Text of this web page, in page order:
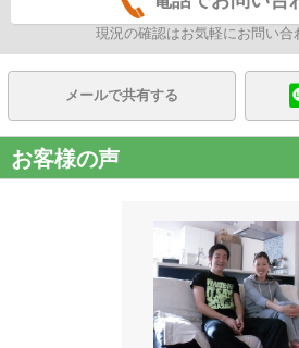
現況の確認はお気軽にお問い合
メールで共有する
お客様の声